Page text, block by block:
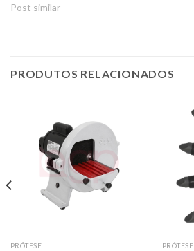
Post similar
PRODUTOS RELACIONADOS
PRÓTESE PRÓTESE